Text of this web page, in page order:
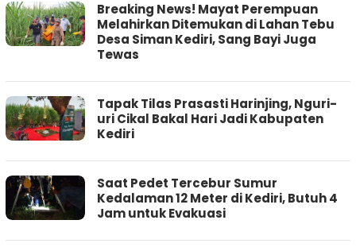
Breaking News! Mayat Perempuan
Melahirkan Ditemukan di Lahan Tebu
Desa Siman Kediri, Sang Bayi Juga
Tewas
Tapak Tilas Prasasti Harinjing, Nguri-
uri Cikal Bakal Hari Jadi Kabupaten
Kediri
Saat Pedet Tercebur Sumur
Kedalaman 12 Meter di Kediri, Butuh 4
Jam untuk Evakuasi